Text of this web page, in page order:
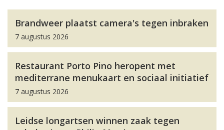
Brandweer plaatst camera's tegen inbraken
7 augustus 2026
Restaurant Porto Pino heropent met
mediterrane menukaart en sociaal initiatief
7 augustus 2026
Leidse longartsen winnen zaak tegen